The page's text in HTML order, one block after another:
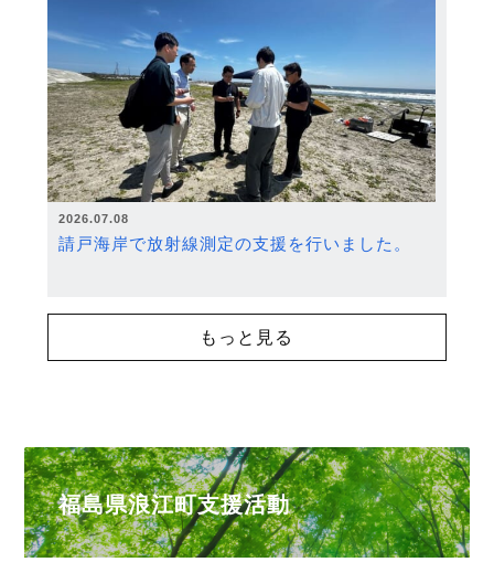
2026.07.08
請戸海岸で放射線測定の支援を行いました。
もっと見る
福島県浪江町支援活動